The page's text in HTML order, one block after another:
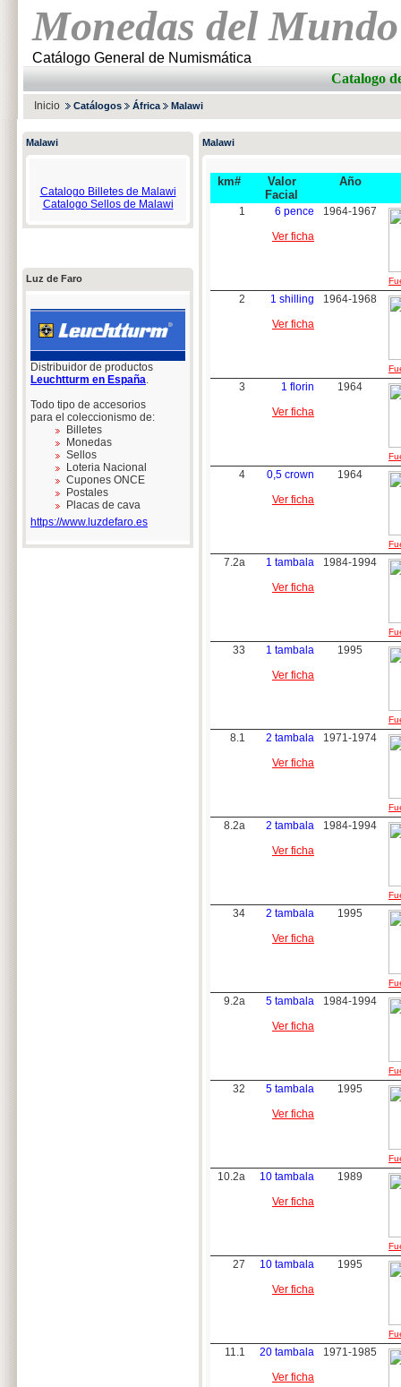
Monedas del Mundo
Catálogo General de Numismática
Catalogo
Inicio Catálogos África Malawi
Malawi
Catalogo Billetes de Malawi
Catalogo Sellos de Malawi
Luz de Faro
Distribuidor de productos
Leuchtturm en España.
Todo tipo de accesorios
para el coleccionismo de:
Billetes
Monedas
Sellos
Loteria Nacional
Cupones ONCE
Postales
Placas de cava
https://www.luzdefaro.es
Malawi
km#
Valor
Facial
Año
1
6 pence
Ver ficha
1964-1967
2
1 shilling
Ver ficha
1964-1968
3
1 florin
Ver ficha
1964
4
0,5 crown
Ver ficha
1964
7.2a
1 tambala
Ver ficha
1984-1994
33
1 tambala
Ver ficha
1995
8.1
2 tambala
Ver ficha
1971-1974
8.2a
2 tambala
Ver ficha
1984-1994
34
2 tambala
Ver ficha
1995
9.2a
5 tambala
Ver ficha
1984-1994
32
5 tambala
Ver ficha
1995
10.2a
10 tambala
Ver ficha
1989
27
10 tambala
Ver ficha
1995
11.1
20 tambala
Ver ficha
1971-1985